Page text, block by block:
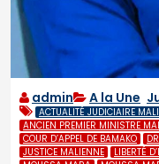
admin A la Une
ACTUALITÉ JUDICIAIRE MALI
ANCIEN PREMIER MINISTRE
COUR D’APPEL DE BAMAKO
JUSTICE MALIENNE
LIBERTÉ